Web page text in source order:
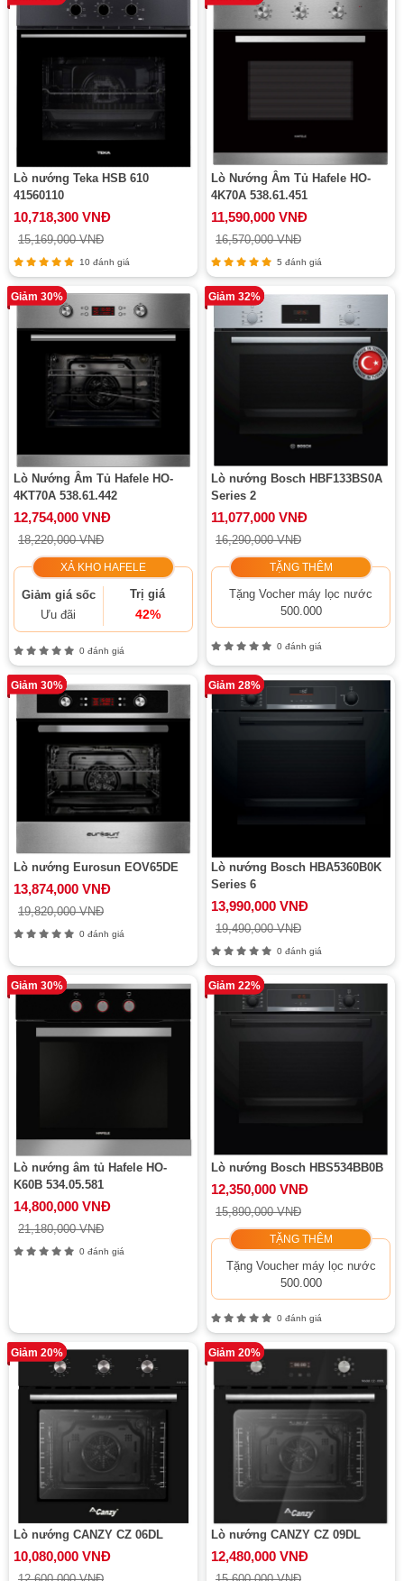
Lò nướng Teka HSB 610
41560110
10,718,300 VNĐ
15,169,000 VNĐ
10 đánh giá
Lò Nướng Âm Tủ Hafele HO-
4K70A 538.61.451
11,590,000 VNĐ
16,570,000 VNĐ
5 đánh giá
Giảm 30%
Lò Nướng Âm Tủ Hafele HO-
4KT70A 538.61.442
12,754,000 VNĐ
18,220,000 VNĐ
XẢ KHO HAFELE
Giảm giá sốc
Ưu đãi
Trị giá
42%
0 đánh giá
Giảm 32%
Lò nướng Bosch HBF133BS0A
Series 2
11,077,000 VNĐ
16,290,000 VNĐ
TẶNG THÊM
Tặng Vocher máy lọc nước
500.000
0 đánh giá
Giảm 30%
Lò nướng Eurosun EOV65DE
13,874,000 VNĐ
19,820,000 VNĐ
0 đánh giá
Giảm 28%
Lò nướng Bosch HBA5360B0K
Series 6
13,990,000 VNĐ
19,490,000 VNĐ
0 đánh giá
Giảm 30%
Lò nướng âm tủ Hafele HO-
K60B 534.05.581
14,800,000 VNĐ
21,180,000 VNĐ
0 đánh giá
Giảm 22%
Lò nướng Bosch HBS534BB0B
12,350,000 VNĐ
15,890,000 VNĐ
TẶNG THÊM
Tặng Voucher máy lọc nước
500.000
0 đánh giá
Giảm 20%
Lò nướng CANZY CZ 06DL
10,080,000 VNĐ
Giảm 20%
Lò nướng CANZY CZ 09DL
12,480,000 VNĐ